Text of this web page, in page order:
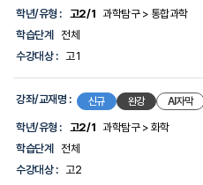
재
학
년/
형,
학
단
수
강
학년/유형 : 고2/1 과학탐구 > 통합과학
학습단계
전체
수강대상 :
고1
강좌/교재명 : 신규 완강 AI자막
학년/유형 : 고2/1 과학탐구 > 화학
학습단계
전체
수강대상 : 고2